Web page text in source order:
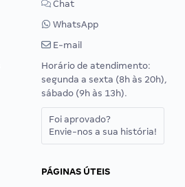
Chat
WhatsApp
E-mail
Horário de atendimento:
segunda a sexta (8h às 20h),
sábado (9h às 13h).
Foi aprovado?
Envie-nos a sua história!
PÁGINAS ÚTEIS